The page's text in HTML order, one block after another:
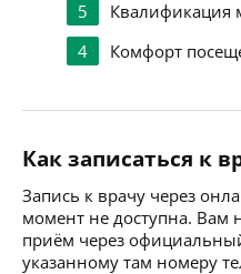
5
Квалификация
4
Комфорт
Как записаться к
Запись к врачу через
момент не доступна. Вам
приём через
указанному там номеру